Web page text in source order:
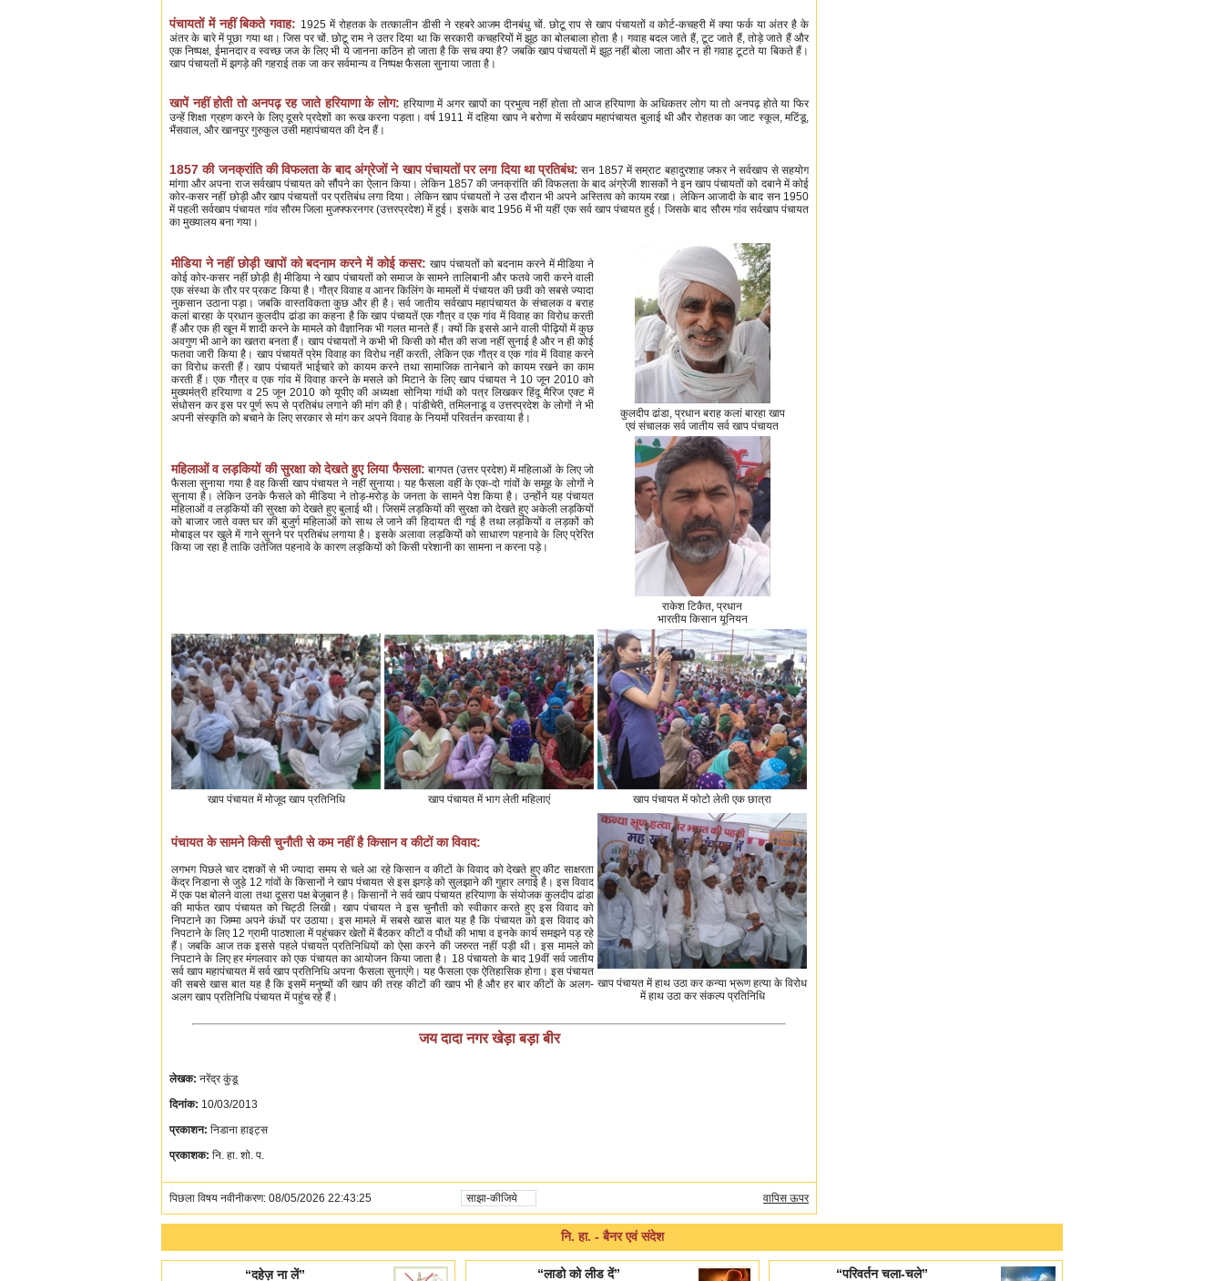
पंचायतों में नहीं बिकते गवाह: 1925 में रोहतक के तत्कालीन डीसी ने रहबरे आजम दीनबंधु चों. छोटू राप से खाप पंचायतों व कोर्ट-कचहरी में क्या फर्क या अंतर है के
अंतर के बारे में पूछा गया था। जिस पर चों. छोटू राम ने उतर दिया था कि सरकारी कचहरियों में झूठ का बोलबाला होता है। गवाह बदल जाते हैं, टूट जाते हैं, तोड़े जाते हैं और
एक निष्पक्ष, ईमानदार व स्वच्छ जज के लिए भी ये जानना कठिन हो जाता है कि सच क्या है? जबकि खाप पंचायतों में झूठ नहीं बोला जाता और न ही गवाह टूटते या बिकते हैं।
खाप पंचायतों में झगड़े की गहराई तक जा कर सर्वमान्य व निष्पक्ष फैसला सुनाया जाता है।
खापें नहीं होती तो अनपढ़ रह जाते हरियाणा के लोग: हरियाणा में अगर खापों का प्रभुत्व नहीं होता तो आज हरियाणा के अधिकतर लोग या तो अनपढ़ होते या फिर
उन्हें शिक्षा ग्रहण करने के लिए दूसरे प्रदेशों का रूख करना पड़ता। वर्ष 1911 में दहिया खाप ने बरोणा में सर्वखाप महापंचायत बुलाई थी और रोहतक का जाट स्कूल, मटिंडू,
भैंसवाल, और खानपुर गुरुकुल उसी महापंचायत की देन हैं।
1857 की जनक्रांति की विफलता के बाद अंग्रेजों ने खाप पंचायतों पर लगा दिया था प्रतिबंध: सन 1857 में सम्राट बहादुरशाह जफर ने सर्वखाप से सहयोग
मांगाा और अपना राज सर्वखाप पंचायत को सौंपने का ऐलान किया। लेकिन 1857 की जनक्रांति की विफलता के बाद अंग्रेजी शासकों ने इन खाप पंचायतों को दबाने में कोई
कोर-कसर नहीं छोड़ी और खाप पंचायतों पर प्रतिबंध लगा दिया। लेकिन खाप पंचायतों ने उस दौरान भी अपने अस्तित्व को कायम रखा। लेकिन आजादी के बाद सन 1950
में पहली सर्वखाप पंचायत गांव सौरम जिला मुजफ्फरनगर (उत्तरप्रदेश) में हुई। इसके बाद 1956 में भी यहीं एक सर्व खाप पंचायत हुई। जिसके बाद सौरम गांव सर्वखाप पंचायत
का मुख्यालय बना गया।
मीडिया ने नहीं छोड़ी खापों को बदनाम करने में कोई कसर: खाप पंचायतों को बदनाम करने में मीडिया ने
कोई कोर-कसर नहीं छोड़ी है| मीडिया ने खाप पंचायतों को समाज के सामने तालिबानी और फतवे जारी करने वाली
एक संस्था के तौर पर प्रकट किया है। गौत्र विवाह व आनर किलिंग के मामलों में पंचायत की छवी को सबसे ज्यादा
नुकसान उठाना पड़ा। जबकि वास्तविकता कुछ और ही है। सर्व जातीय सर्वखाप महापंचायत के संचालक व बराह
कलां बारहा के प्रधान कुलदीप ढांडा का कहना है कि खाप पंचायतें एक गौत्र व एक गांव में विवाह का विरोध करती
हैं और एक ही खून में शादी करने के मामले को वैज्ञानिक भी गलत मानते हैं। क्यों कि इससे आने वाली पीढ़ियों में कुछ
अवगुण भी आने का खतरा बनता हैं। खाप पंचायतों ने कभी भी किसी को मौत की सजा नहीं सुनाई है और न ही कोई
फतवा जारी किया है। खाप पंचायतें प्रेम विवाह का विरोध नहीं करती, लेकिन एक गौत्र व एक गांव में विवाह करने
का विरोध करती हैं। खाप पंचायतें भाईचारे को कायम करने तथा सामाजिक तानेबाने को कायम रखने का काम
करती हैं। एक गौत्र व एक गांव में विवाह करने के मसले को मिटाने के लिए खाप पंचायत ने 10 जून 2010 को
मुख्यमंत्री हरियाणा व 25 जून 2010 को यूपीए की अध्यक्षा सोनिया गांधी को पत्र लिखकर हिंदू मैरिज एक्ट में
संधोसन कर इस पर पूर्ण रूप से प्रतिबंध लगाने की मांग की है। पांडीचेरी, तमिलनाडू व उत्तरप्रदेश के लोगों ने भी
अपनी संस्कृति को बचाने के लिए सरकार से मांग कर अपने विवाह के नियमों परिवर्तन करवाया है।
कुलदीप ढांडा, प्रधान बराह कलां बारहा खाप
एवं संचालक सर्व जातीय सर्व खाप पंचायत
महिलाओं व लड़कियों की सुरक्षा को देखते हुए लिया फैसला: बागपत (उत्तर प्रदेश) में महिलाओं के लिए जो
फैसला सुनाया गया है वह किसी खाप पंचायत ने नहीं सुनाया। यह फैसला वहीं के एक-दो गांवों के समूह के लोगों ने
सुनाया है। लेकिन उनके फैसले को मीडिया ने तोड़-मरोड़ के जनता के सामने पेश किया है। उन्होंने यह पंचायत
महिलाओं व लड़कियों की सुरक्षा को देखते हुए बुलाई थी। जिसमें लड़कियों की सुरक्षा को देखते हुए अकेली लड़कियों
को बाजार जाते वक्त घर की बुजुर्ग महिलाओं को साथ ले जाने की हिदायत दी गई है तथा लड़कियों व लड़कों को
मोबाइल पर खुले में गाने सुनने पर प्रतिबंध लगाया है। इसके अलावा लड़कियों को साधारण पहनावे के लिए प्रेरित
किया जा रहा है ताकि उतेजित पहनावे के कारण लड़कियों को किसी परेशानी का सामना न करना पड़े।
राकेश टिकैत, प्रधान
भारतीय किसान यूनियन
खाप पंचायत में मोजूद खाप प्रतिनिधि खाप पंचायत में भाग लेती महिलाएं खाप पंचायत में फोटो लेती एक छात्रा
पंचायत के सामने किसी चुनौती से कम नहीं है किसान व कीटों का विवाद:
लगभग पिछले चार दशकों से भी ज्यादा समय से चले आ रहे किसान व कीटों के विवाद को देखते हुए कीट साक्षरता
केंद्र निडाना से जुड़े 12 गांवों के किसानों ने खाप पंचायत से इस झगड़े को सुलझाने की गुहार लगाई है। इस विवाद
में एक पक्ष बोलने वाला तथा दूसरा पक्ष बेजुबान है। किसानों ने सर्व खाप पंचायत हरियाणा के संयोजक कुलदीप ढांडा
की मार्फत खाप पंचायत को चिट्ठी लिखी। खाप पंचायत ने इस चुनौती को स्वीकार करते हुए इस विवाद को
निपटाने का जिम्मा अपने कंधों पर उठाया। इस मामले में सबसे खास बात यह है कि पंचायत को इस विवाद को
निपटाने के लिए 12 ग्रामी पाठशाला में पहुंचकर खेतों में बैठकर कीटों व पौधों की भाषा व इनके कार्य समझने पड़ रहे
हैं। जबकि आज तक इससे पहले पंचायत प्रतिनिधियों को ऐसा करने की जरुरत नहीं पड़ी थी। इस मामले को
निपटाने के लिए हर मंगलवार को एक पंचायत का आयोजन किया जाता है। 18 पंचायतो के बाद 19वीं सर्व जातीय
सर्व खाप महापंचायत में सर्व खाप प्रतिनिधि अपना फैसला सुनाएंगे। यह फैसला एक ऐतिहासिक होगा। इस पंचायत
की सबसे खास बात यह है कि इसमें मनुष्यों की खाप की तरह कीटों की खाप भी है और हर बार कीटों के अलग-
अलग खाप प्रतिनिधि पंचायत में पहुंच रहे हैं।
खाप पंचायत में हाथ उठा कर कन्या भ्रूण हत्या के विरोध
में हाथ उठा कर संकल्प प्रतिनिधि
जय दादा नगर खेड़ा बड़ा बीर
लेखक: नरेंद्र कुंडू
दिनांक: 10/03/2013
प्रकाशन: निडाना हाइट्स
प्रकाशक: नि. हा. शो. प.
पिछला विषय नवीनीकरण: 08/05/2026 22:43:25 साझा-कीजिये वापिस ऊपर
नि. हा. - बैनर एवं संदेश
“दहेज़ ना लें” “लाडो को लीड दें” “परिवर्तन चला-चले”